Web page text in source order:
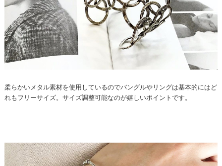
柔らかいメタル素材を使用しているのでバングルやリングは基本的にはど
れもフリーサイズ。サイズ調整可能なのが嬉しいポイントです。